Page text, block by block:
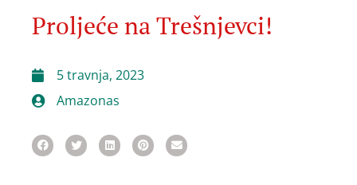
Proljeće na Trešnjevci!
5 travnja, 2023
Amazonas